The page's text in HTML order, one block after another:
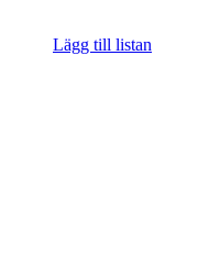
Lägg till listan